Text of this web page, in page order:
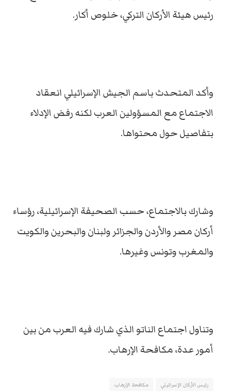
رئيس هيئة الأركان التركي، خلوص أكار.
وأكد المتحدث باسم الجيش الإسرائيلي انعقاد
الاجتماع مع المسؤولين العرب لكنه رفض الإدلاء
بتفاصيل حول محتواها.
وشارك بالاجتماع، حسب الصحيفة الإسرائيلية، رؤساء
أركان مصر والأردن والجزائر ولبنان والبحرين والكويت
والمغرب وتونس وغيرها.
وتناول اجتماع الناتو الذي شارك فيه العرب من بين
أمور عدة، مكافحة الإرهاب.
رئيس الأركان الإسرائيلي مكافحة الإرهاب